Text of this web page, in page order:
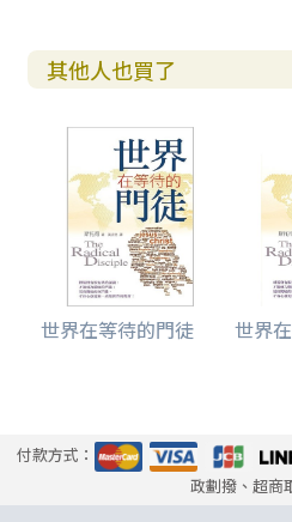
其他人也買了
世界在等待的門徒 世界
付款方式：
政劃撥、超商